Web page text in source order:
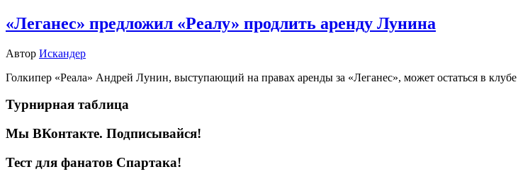
«Леганес» предложил «Реалу» продлить аренду Лунина
Автор Искандер
Голкипер «Реала» Андрей Лунин, выступающий на правах аренды за «Леганес», может остаться в
Турнирная таблица
Мы ВКонтакте. Подписывайся!
Тест для фанатов Спартака!